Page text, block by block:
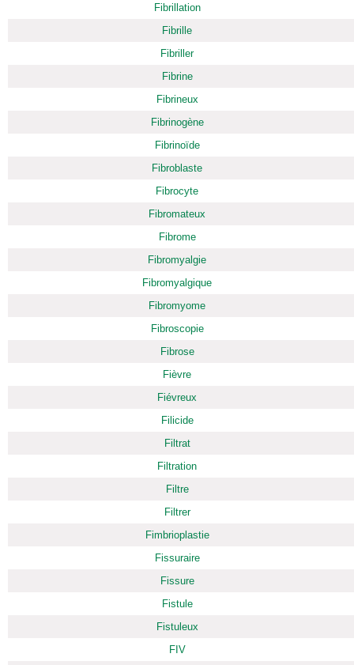
Fibrillation
Fibrille
Fibriller
Fibrine
Fibrineux
Fibrinogène
Fibrinoïde
Fibroblaste
Fibrocyte
Fibromateux
Fibrome
Fibromyalgie
Fibromyalgique
Fibromyome
Fibroscopie
Fibrose
Fièvre
Fiévreux
Filicide
Filtrat
Filtration
Filtre
Filtrer
Fimbrioplastie
Fissuraire
Fissure
Fistule
Fistuleux
FIV